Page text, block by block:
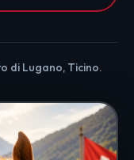
di Lugano, Ticino.